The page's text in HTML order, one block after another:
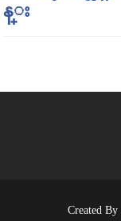
န္း
Created By